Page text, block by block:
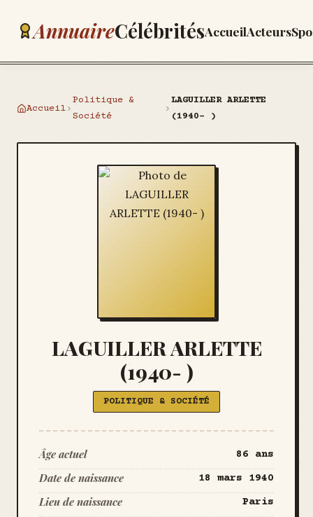
AnnuaireCélébritésAccueilActeurs
Accueil
Politique &
Société
LAGUILLER ARLETTE
(1940- )
LAGUILLER ARLETTE
(1940- )
POLITIQUE & SOCIÉTÉ
Âge actuel 86 ans
Date de naissance 18 mars 1940
Lieu de naissance Paris